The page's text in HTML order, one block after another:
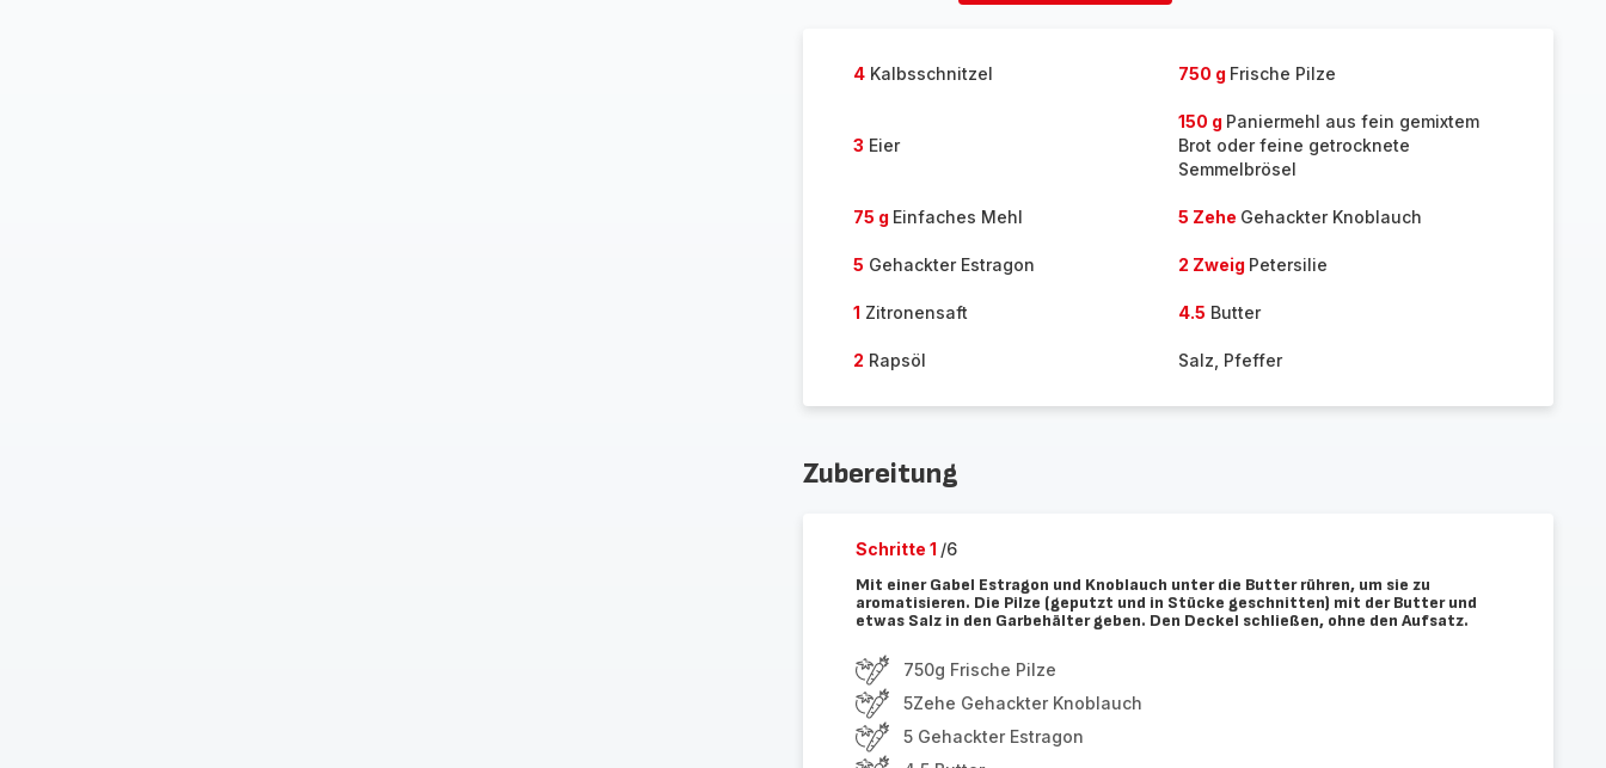
4Kalbsschnitzel 750 g Frische Pilze
3 Eier
150 g Paniermehl aus fein gemixtem
Brot oder feine getrocknete
Semmelbrösel
75 g Einfaches Mehl 5 Zehe Gehackter Knoblauch
5 Gehackter Estragon 2 Zweig Petersilie
1 Zitronensaft 4.5 Butter
2 Rapsöl Salz, Pfeffer
Zubereitung
Schritte 1 /6
Mit einer Gabel Estragon und Knoblauch unter die Butter rühren, um sie zu
aromatisieren. Die Pilze (geputzt und in Stücke geschnitten) mit der Butter und
etwas Salz in den Garbehälter geben. Den Deckel schließen, ohne den Aufsatz.
750g Frische Pilze
5Zehe Gehackter Knoblauch
5 Gehackter Estragon